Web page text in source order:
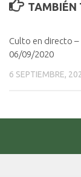
TAMBIÉN
Culto en directo –
06/09/2020
6 SEPTIEMBRE,